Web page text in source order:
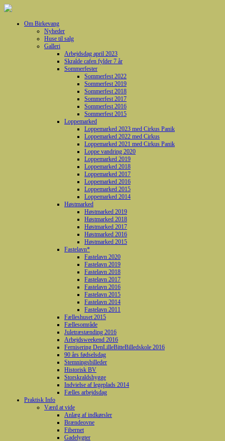
Om Birkevang
Nyheder
Huse til salg
Galleri
Arbejdsdag april 2023
Skralde cafen fylder 7 år
Sommerfester
Sommerfest 2022
Sommerfest 2019
Sommerfest 2018
Sommerfest 2017
Sommerfest 2016
Sommerfest 2015
Loppemarked
Loppemarked 2023 med Cirkus Panik
Loppemarked 2022 med Cirkus
Loppemarked 2021 med Cirkus Panik
Loppe vandring 2020
Loppemarked 2019
Loppemarked 2018
Loppemarked 2017
Loppemarked 2016
Loppemarked 2015
Loppemarked 2014
Høstmarked
Høstmarked 2019
Høstmarked 2018
Høstmarked 2017
Høstmarked 2016
Høstmarked 2015
Fastelavn*
Fastelavn 2020
Fastelavn 2019
Fastelavn 2018
Fastelavn 2017
Fastelavn 2016
Fastelavn 2015
Fastelavn 2014
Fastelavn 2011
Fælleshuset 2015
Fællesområde
Juletræstænding 2016
Arbejdsweekend 2016
Fernisering DenLilleBitteBilledskole 2016
90 års fødselsdag
Stemningsbilleder
Historisk BV
Storskraldshygge
Indvielse af legeplads 2014
Fælles arbejdsdag
Praktisk Info
Værd at vide
Anlæg af indkørsler
Brændeovne
Fibernet
Gadelygter